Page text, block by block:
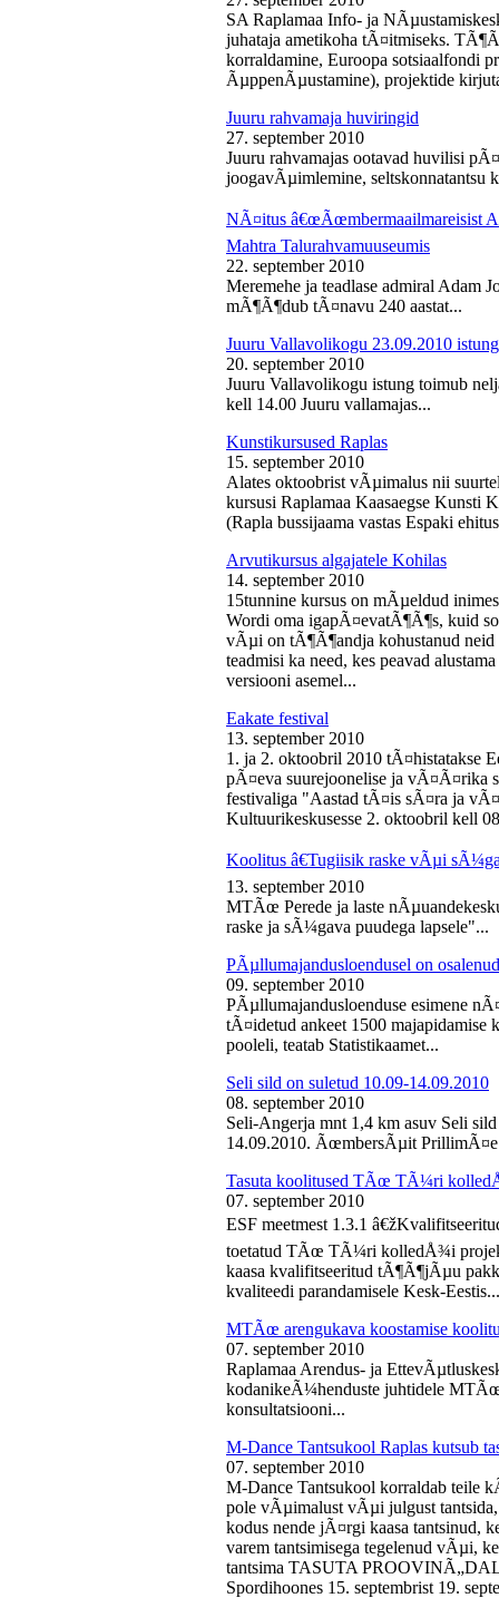
SA Raplamaa Info- ja
juhataja ametikoha tÃ¤itmiseks.
korraldamine, Euroopa sotsiaalfondi
ÃµppenÃµustamine), projektide
Juuru rahvamaja huviringid
27. september 2010
Juuru rahvamajas ootavad huvilisi
joogavÃµimlemine, seltskonnatantsu
NÃ¤itus â€œÃœmbermaailmareisist
Mahtra Talurahvamuuseumis
22. september 2010
Meremehe ja teadlase admiral Adam
mÃ¶Ã¶dub tÃ¤navu 240 aastat...
Juuru Vallavolikogu 23.09.2010 istung
20. september 2010
Juuru Vallavolikogu istung toimub
kell 14.00 Juuru vallamajas...
Kunstikursused Raplas
15. september 2010
Alates oktoobrist vÃµimalus nii
kursusi Raplamaa Kaasaegse Kunsti
(Rapla bussijaama vastas Espaki
Arvutikursus algajatele Kohilas
14. september 2010
15tunnine kursus on mÃµeldud
Wordi oma igapÃ¤evatÃ¶Ã¶s, kuid
vÃµi on tÃ¶Ã¶andja kohustanud neid
teadmisi ka need, kes peavad
versiooni asemel...
Eakate festival
13. september 2010
1. ja 2. oktoobril 2010 tÃ¤histatakse
pÃ¤eva suurejoonelise ja vÃ¤Ã¤rika
festivaliga "Aastad tÃ¤is sÃ¤ra ja
Kultuurikeskusesse 2. oktoobril kell
Koolitus â€Tugiisik raske vÃµi
13. september 2010
MTÃœ Perede ja laste
raske ja sÃ¼gava puudega lapsele"...
PÃµllumajandusloendusel on
09. september 2010
PÃµllumajandusloenduse esimene
tÃ¤idetud ankeet 1500 majapidamise
pooleli, teatab Statistikaamet...
Seli sild on suletud 10.09-14.09.2010
08. september 2010
Seli-Angerja mnt 1,4 km asuv Seli
14.09.2010. ÃœmbersÃµit
Tasuta koolitused TÃœ TÃ¼ri
07. september 2010
ESF meetmest 1.3.1
toetatud TÃœ TÃ¼ri kolledÅ¾i
kaasa kvalifitseeritud tÃ¶Ã¶jÃµu
kvaliteedi parandamisele Kesk-Eestis...
MTÃœ arengukava koostamise
07. september 2010
Raplamaa Arendus- ja
kodanikeÃ¼henduste juhtidele
konsultatsiooni...
M-Dance Tantsukool Raplas kutsub
07. september 2010
M-Dance Tantsukool korraldab teile
pole vÃµimalust vÃµi julgust
kodus nende jÃ¤rgi kaasa tantsinud,
varem tantsimisega tegelenud vÃµi,
tantsima TASUTA
Spordihoones 15. septembrist 19.